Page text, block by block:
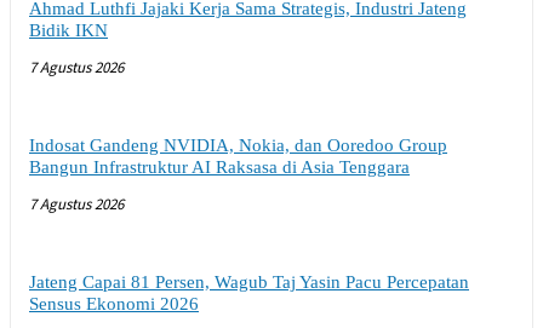
Ahmad Luthfi Jajaki Kerja Sama Strategis, Industri Jateng
Bidik IKN
7 Agustus 2026
Indosat Gandeng NVIDIA, Nokia, dan Ooredoo Group
Bangun Infrastruktur AI Raksasa di Asia Tenggara
7 Agustus 2026
Jateng Capai 81 Persen, Wagub Taj Yasin Pacu Percepatan
Sensus Ekonomi 2026